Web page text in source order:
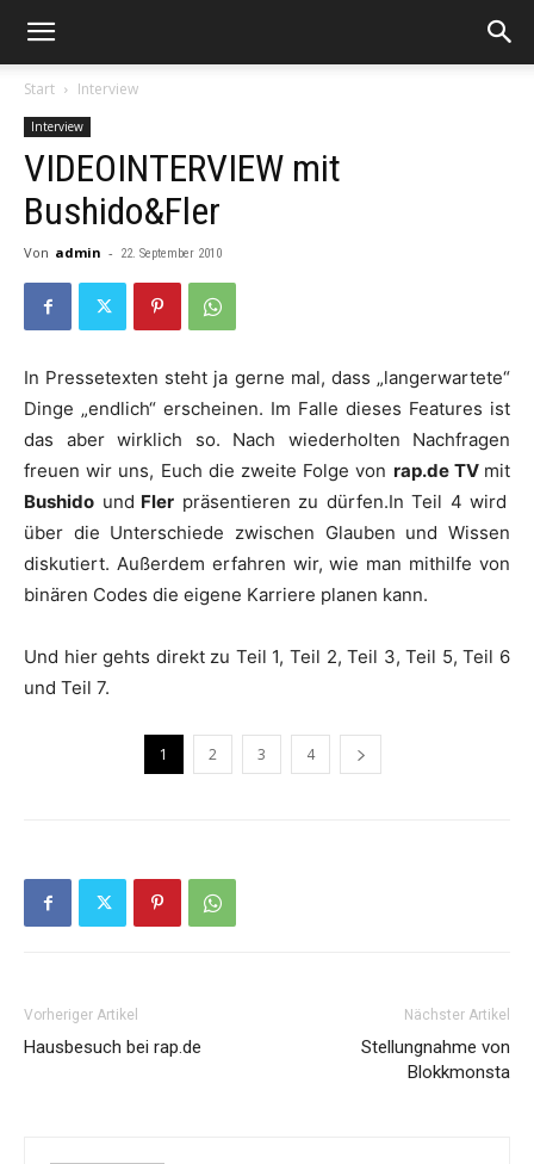
Start Interview
Interview
VIDEOINTERVIEW mit
Bushido&Fler
Von admin - 22. September 2010
In Pressetexten steht ja gerne mal, dass „langerwartete“
Dinge „endlich“ erscheinen. Im Falle dieses Features ist
das aber wirklich so. Nach wiederholten Nachfragen
freuen wir uns, Euch die zweite Folge von rap.de TV mit
Bushido und Fler präsentieren zu dürfen.InTeil 4 wird
über die Unterschiede zwischen Glauben und Wissen
diskutiert. Außerdem erfahren wir, wie man mithilfe von
binären Codes die eigene Karriere planen kann.
Und hier gehts direkt zu Teil 1,Teil 2,Teil 3,Teil 5,Teil 6
und Teil 7.
1 2 3 4
Vorheriger Artikel
Hausbesuch bei rap.de
Nächster Artikel
Stellungnahme von
Blokkmonsta